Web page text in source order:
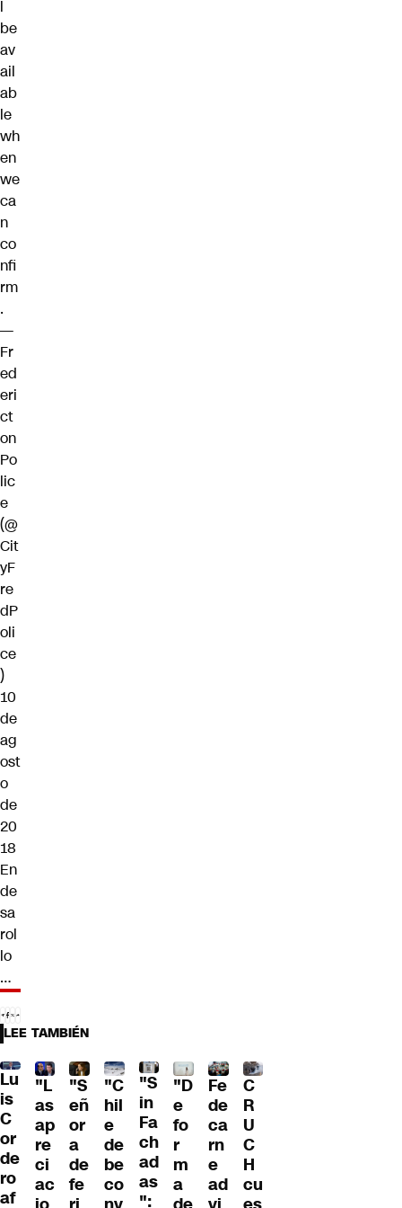
l
be
av
ail
ab
le
wh
en
we
ca
n
co
nfi
rm
.
—
Fr
ed
eri
ct
on
Po
lic
e
(@
Cit
yF
re
dP
oli
ce
)
10
de
ag
ost
o
de
20
18
En
de
sa
rol
lo
…
LEE TAMBIÉN
Lu
is
C
or
de
ro
af
"L
as
ap
re
ci
ac
"S
eñ
or
a
de
fe
"C
hil
e
de
be
co
"S
in
Fa
ch
ad
as
":
"D
e
fo
r
m
a
Fe
de
ca
rn
e
ad
C
R
U
C
H
cu